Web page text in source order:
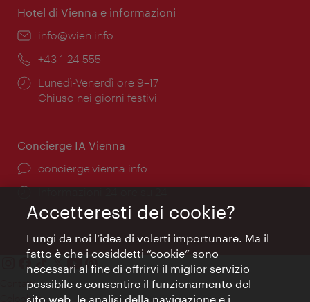
Hotel di Vienna e informazioni
Email:
info@wien.info
Telefono:
+43-1-24 555
Orari
di
Lunedì-Venerdì ore 9–17
Chiuso nei giorni festivi
Concierge IA Vienna
Ort:
concierge.vienna.info
Öffnungszeiten:
Informazioni 24 ore su 24
Contatti
Colophon
Accetteresti dei cookie?
Lungi da noi l’idea di volerti importunare. Ma il
fatto è che i cosiddetti “cookie” sono
necessari al fine di offrirvi il miglior servizio
possibile e consentire il funzionamento del
sito web, le analisi della navigazione e i